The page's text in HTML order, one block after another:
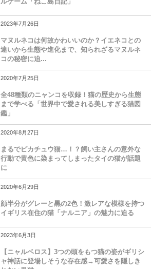
2023年7月26日
マヌルネコは何故かわいいのか？イエネコとの
違いから生態や進化まで、知られざるマヌルネ
コの秘密に迫...
2020年7月25日
全48種類のニャンコを収録！猫の歴史から生態
まで学べる「世界中で愛される美しすぎる猫図
鑑」
2020年8月27日
まるでピカチュウ猫…！？飼い主さんの意外な
行動で黄色に染まってしまったタイの猫が話題
に
2020年6月29日
顔半分がグレーと黒の2色！激レアな模様を持つ
イギリス在住の猫「ナルニア」の魅力に迫る
2023年6月3日
【ニャルベロス】3つの頭をもつ猫の姿がギリシ
ャ神話に登場しそうな存在感→可愛さを隠しき